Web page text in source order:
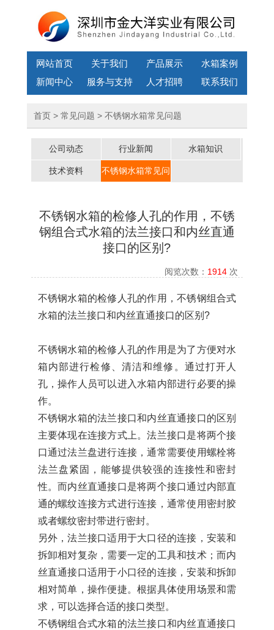
网站首页 关于我们 产品展示
水箱案例
新闻中心
服务与支持 人才招聘 联系我们
首页> 常见问题 > 不锈钢水箱常见问题
公司动态 行业新闻 水箱知识
技术资料 不锈钢水箱常见问
不锈钢水箱的检修人孔的作用，不锈
钢组合式水箱的法兰接口和内丝直通
接口的区别?
阅览次数： 1914次
不锈钢水箱的检修人孔的作用，不锈钢组合式
水箱的法兰接口和内丝直通接口的区别 ?
不锈钢水箱的检修人孔的作用是为了方便对水
箱内部进行检修、清洁和维修。通过打开人
孔，操作人员可以进入水箱内部进行必要的操
作。
不锈钢水箱的法兰接口和内丝直通接口的区别
主要体现在连接方式上。法兰接口是将两个接
口通过法兰盘进行连接，通常需要使用螺栓将
法兰盘紧固，能够提供较强的连接性和密封
性。而内丝直通接口是将两个接口通过内部直
通的螺纹连接方式进行连接，通常使用密封胶
或者螺纹密封带进行密封。
另外，法兰接口适用于大口径的连接，安装和
拆卸相对复杂，需要一定的工具和技术；而内
丝直通接口适用于小口径的连接，安装和拆卸
相对简单，操作便捷。根据具体使用场景和需
求，可以选择合适的接口类型。
不锈钢组合式水箱的法兰接口和内丝直通接口